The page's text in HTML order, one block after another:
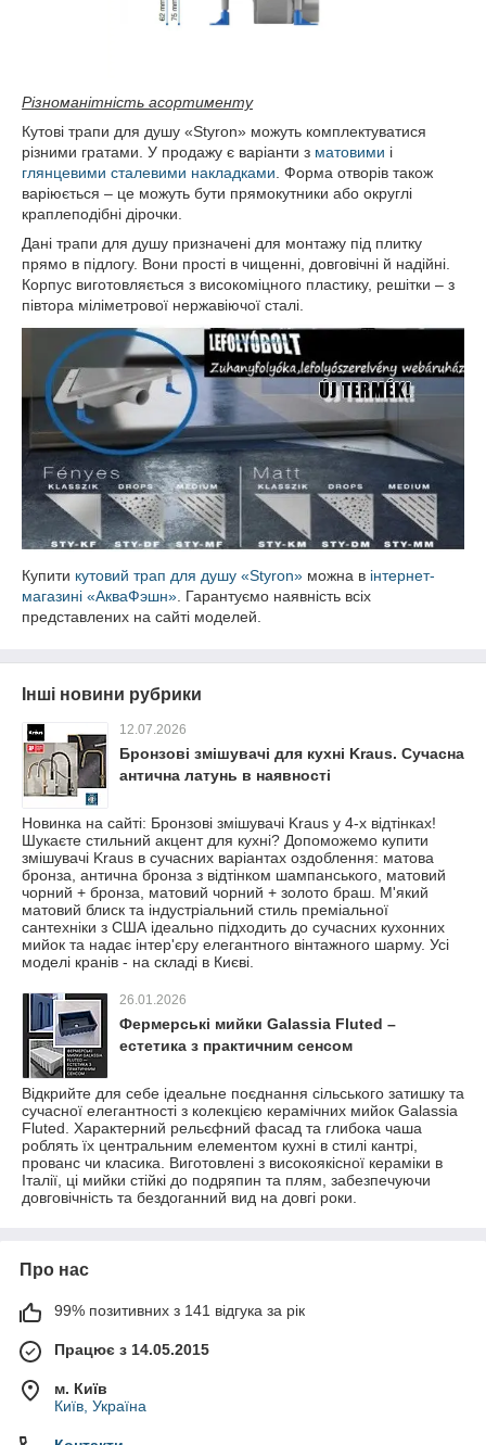
Різноманітність асортименту
Кутові трапи для душу «Styron» можуть комплектуватися
різними гратами. У продажу є варіанти з матовими і
глянцевими сталевими накладками . Форма отворів також
варіюється – це можуть бути прямокутники або округлі
краплеподібні дірочки.
Дані трапи для душу призначені для монтажу під плитку
прямо в підлогу. Вони прості в чищенні, довговічні й надійні.
Корпус виготовляється з високоміцного пластику, решітки – з
півтора міліметрової нержавіючої сталі.
Купити кутовий трап для душу «Styron» можна в інтернет-
магазині «АкваФэшн». Гарантуємо наявність всіх
представлених на сайті моделей.
Інші новини рубрики
12.07.2026
Бронзові змішувачі для кухні Kraus. Сучасна
антична латунь в наявності
Новинка на сайті: Бронзові змішувачі Kraus у 4-х відтінках!
Шукаєте стильний акцент для кухні? Допоможемо купити
змішувачі Kraus в сучасних варіантах оздоблення: матова
бронза, антична бронза з відтінком шампанського, матовий
чорний + бронза, матовий чорний + золото браш. М'який
матовий блиск та індустріальний стиль преміальної
сантехніки з США ідеально підходить до сучасних кухонних
мийок та надає інтер'єру елегантного вінтажного шарму. Усі
моделі кранів - на складі в Києві.
26.01.2026
Фермерські мийки Galassia Fluted –
естетика з практичним сенсом
Відкрийте для себе ідеальне поєднання сільського затишку та
сучасної елегантності з колекцією керамічних мийок Galassia
Fluted. Характерний рельєфний фасад та глибока чаша
роблять їх центральним елементом кухні в стилі кантрі,
прованс чи класика. Виготовлені з високоякісної кераміки в
Італії, ці мийки стійкі до подряпин та плям, забезпечуючи
довговічність та бездоганний вид на довгі роки.
Про нас
99% позитивних з 141 відгука за рік
Працює з 14.05.2015
м. Київ
Київ, Україна